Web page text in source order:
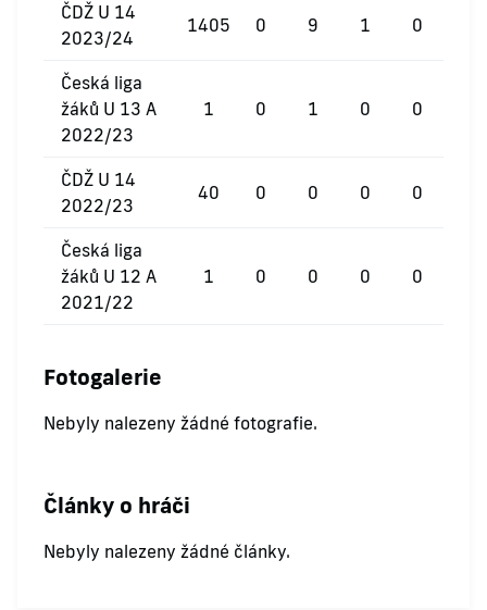
ČDŽ U 14
2023/24
1405 0 9 1 0
Česká liga
žáků U 13 A
2022/23
1 0 1 0 0
ČDŽ U 14
2022/23
40 0 0 0 0
Česká liga
žáků U 12 A
2021/22
1 0 0 0 0
Fotogalerie
Nebyly nalezeny žádné fotografie.
Články o hráči
Nebyly nalezeny žádné články.